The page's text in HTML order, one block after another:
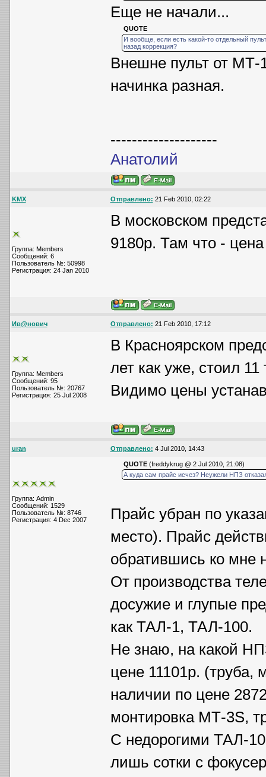
Еще не начали...
QUOTE
И вообще, если есть какой-то отдельный
назад коррекция?
Внешне пульт от МТ-
начинка разная.
--------------------
Анатолий
KMX Отправлено: 21 Feb 2010, 02:22
Группа: Members
Сообщений: 6
Пользователь №: 50998
Регистрация: 24 Jan 2010
В московском
9180p. Там что -
Ив@нович Отправлено: 21 Feb 2010, 17:12
Группа: Members
Сообщений: 95
Пользователь №: 20767
Регистрация: 25 Jul 2008
В Красноярском
лет как уже, стоил
Видимо цены
uran Отправлено: 4 Jul 2010, 14:43
Группа: Admin
Сообщений: 1529
Пользователь №: 8746
Регистрация: 4 Dec 2007
QUOTE (freddykrug @ 2 Jul 2010, 21:08)
А куда сам прайс исчез? Неужели НПЗ
Прайс убран по
место). Прайс
обратившись ко мне
От производства
досужие и глупые
как ТАЛ-1, ТАЛ-100.
Не знаю, на какой
цене 11101р. (труба,
наличии по цене
монтировка МТ-3S,
С недорогими ТАЛ-
лишь сотки с